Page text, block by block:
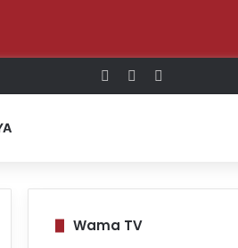
Log InRandom Article
Wama TV